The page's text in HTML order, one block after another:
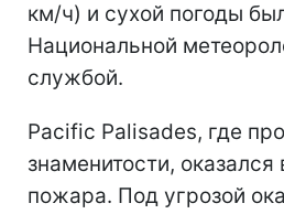
км/ч) и сухой погоды
Национальной
службой.
Pacific Palisades, где
знаменитости, оказался
пожара. Под угрозой